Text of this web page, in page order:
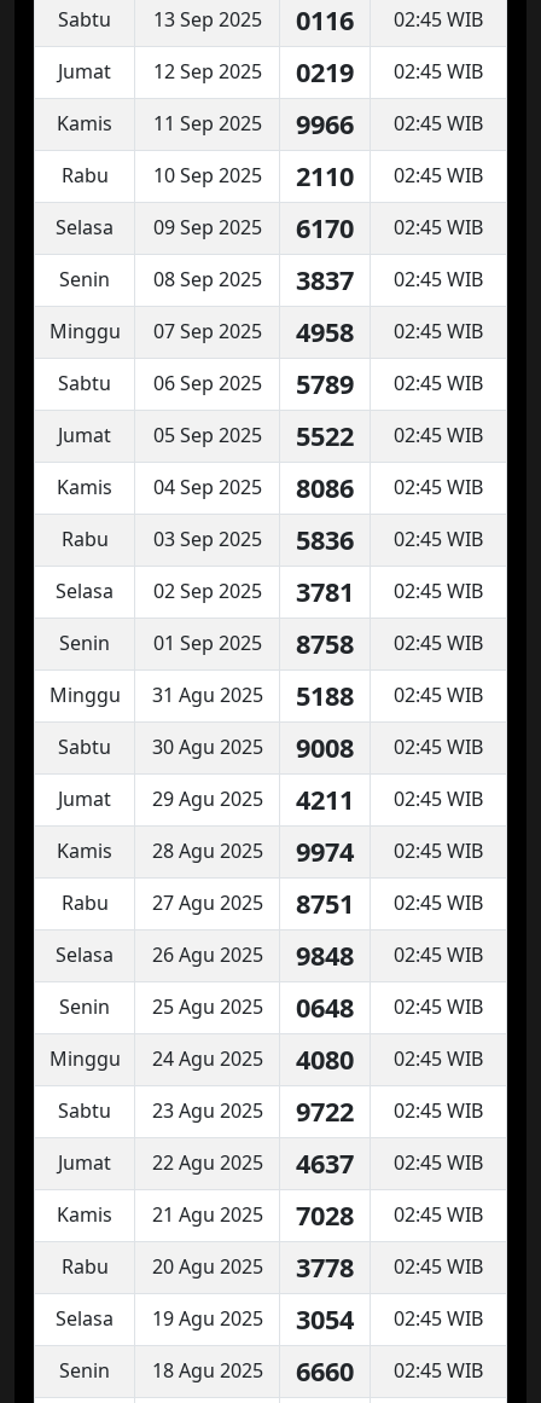
Sabtu
13 Sep 2025 0116
02:45 WIB
Jumat
12 Sep 2025 0219
02:45 WIB
Kamis
11 Sep 2025 9966
02:45 WIB
Rabu
10 Sep 2025 2110
02:45 WIB
Selasa
09 Sep 2025 6170
02:45 WIB
Senin
08 Sep 2025 3837
02:45 WIB
Minggu
07 Sep 2025 4958
02:45 WIB
Sabtu
06 Sep 2025 5789
02:45 WIB
Jumat
05 Sep 2025 5522
02:45 WIB
Kamis
04 Sep 2025 8086
02:45 WIB
Rabu
03 Sep 2025 5836
02:45 WIB
Selasa
02 Sep 2025 3781
02:45 WIB
Senin
01 Sep 2025 8758
02:45 WIB
Minggu
31 Agu 2025 5188
02:45 WIB
Sabtu
30 Agu 2025 9008
02:45 WIB
Jumat
29 Agu 2025 4211
02:45 WIB
Kamis
28 Agu 2025 9974
02:45 WIB
Rabu
27 Agu 2025 8751
02:45 WIB
Selasa
26 Agu 2025 9848
02:45 WIB
Senin
25 Agu 2025 0648
02:45 WIB
Minggu
24 Agu 2025 4080
02:45 WIB
Sabtu
23 Agu 2025 9722
02:45 WIB
Jumat
22 Agu 2025 4637
02:45 WIB
Kamis
21 Agu 2025 7028
02:45 WIB
Rabu
20 Agu 2025 3778
02:45 WIB
Selasa
19 Agu 2025 3054
02:45 WIB
Senin
18 Agu 2025 6660
02:45 WIB